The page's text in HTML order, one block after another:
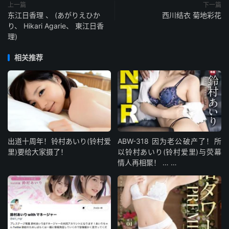
上一篇
东江日香理 、 (あがりえひか
り、 Hikari Agarie、 東江日香
理)
下一篇
西川结衣 菊地彩花
相关推荐
出道十周年！铃村あいり(铃村爱
里)要给大家摄了！
ABW-318 因为老公破产了！所
以铃村あいり(铃村爱里)与荧幕
情人再相聚！ … …